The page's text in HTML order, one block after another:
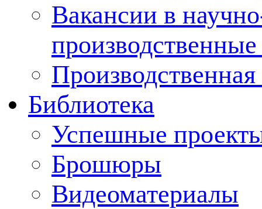
Вакансии в
Производственная
Библиотека
Успешные
Брошюры
Видеоматериалы